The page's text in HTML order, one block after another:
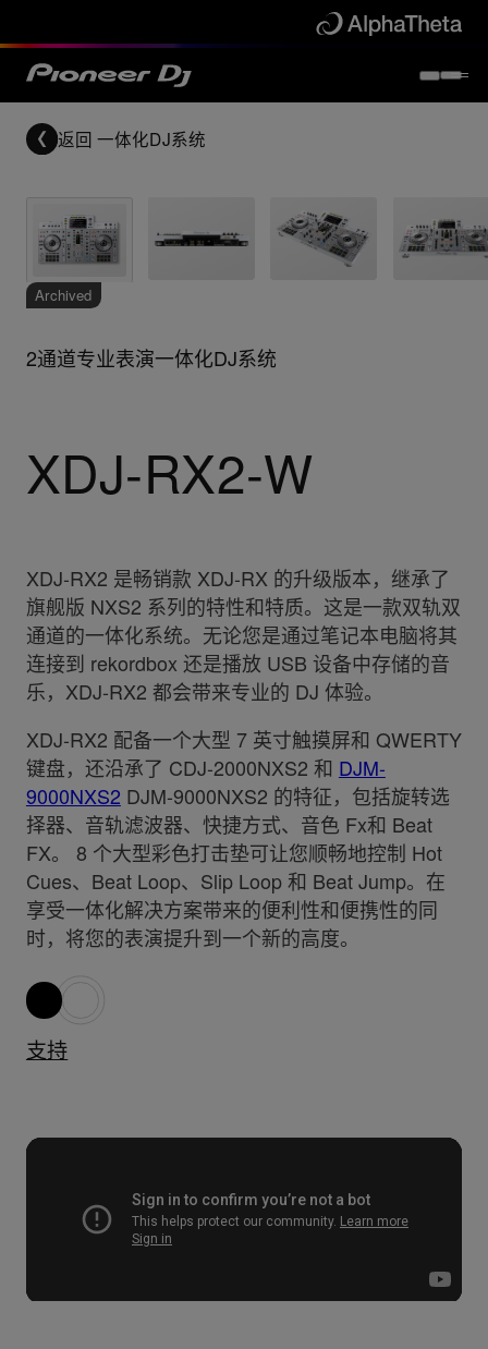
返回 一体化DJ系统
Archived
2通道专业表演一体化DJ系统
XDJ-RX2-W
XDJ-RX2 是畅销款 XDJ-RX 的升级版本，继承了
旗舰版 NXS2 系列的特性和特质。这是一款双轨双
通道的一体化系统。无论您是通过笔记本电脑将其
连接到 rekordbox 还是播放 USB 设备中存储的音
乐，XDJ-RX2 都会带来专业的 DJ 体验。
XDJ-RX2 配备一个大型 7 英寸触摸屏和 QWERTY
键盘，还沿承了 CDJ-2000NXS2 和 DJM-
9000NXS2 DJM-9000NXS2 的特征，包括旋转选
择器、音轨滤波器、快捷方式、音色 Fx和 Beat
FX。 8 个大型彩色打击垫可让您顺畅地控制 Hot
Cues、Beat Loop、Slip Loop 和 Beat Jump。在
享受一体化解决方案带来的便利性和便携性的同
时，将您的表演提升到一个新的高度。
支持